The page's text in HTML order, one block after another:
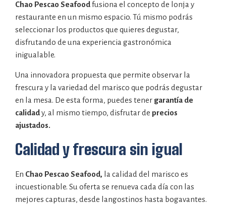
Chao Pescao Seafoodfusiona el concepto de lonja y
restaurante en un mismo espacio. Tú mismo podrás
seleccionar los productos que quieres degustar,
disfrutando de una experiencia gastronómica
inigualable.
Una innovadora propuesta que permite observar la
frescura y la variedad del marisco que podrás degustar
en la mesa. De esta forma, puedes tener garantía de
calidady, al mismo tiempo, disfrutar de precios
ajustados.
Calidad y frescura sin igual
En Chao Pescao Seafood, la calidad del marisco es
incuestionable. Su oferta se renueva cada día con las
mejores capturas, desde langostinos hasta bogavantes.